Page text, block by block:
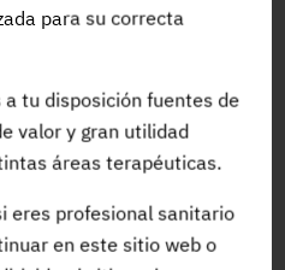
para su correcta
a tu disposición fuentes de
valor y gran utilidad
áreas terapéuticas.
eres profesional sanitario
en este sitio web o
LA FORMACIÓN